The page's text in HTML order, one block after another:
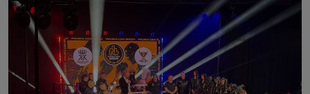
staszowski).